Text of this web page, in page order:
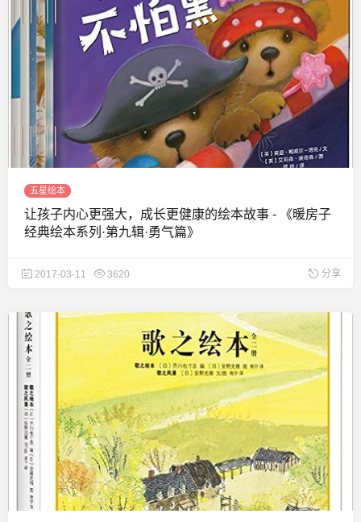
五星绘本
让孩子内心更强大，成长更健康的绘本故事 - 《暖房子
经典绘本系列·第九辑·勇气篇》
2017-03-11 3620 分享